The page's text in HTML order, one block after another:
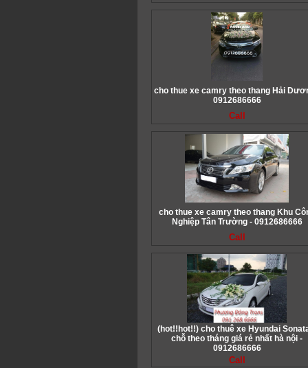
cho thue xe camry theo thang Hải
0912686666
Call
cho thue xe camry theo thang Khu
Nghiệp Tân Trường - 0912686666
Call
(hot!!hot!!) cho thuê xe Hyundai
chỗ theo tháng giá rẻ nhất hà nội -
0912686666
Call